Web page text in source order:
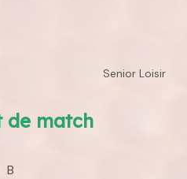
Senior Loisir
de match
B